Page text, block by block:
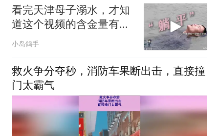
看完天津母子溺水，才知
道这个视频的含金量有多
高！
小岛鸽手
救火争分夺秒，消防车果断出击，直接撞
门太霸气